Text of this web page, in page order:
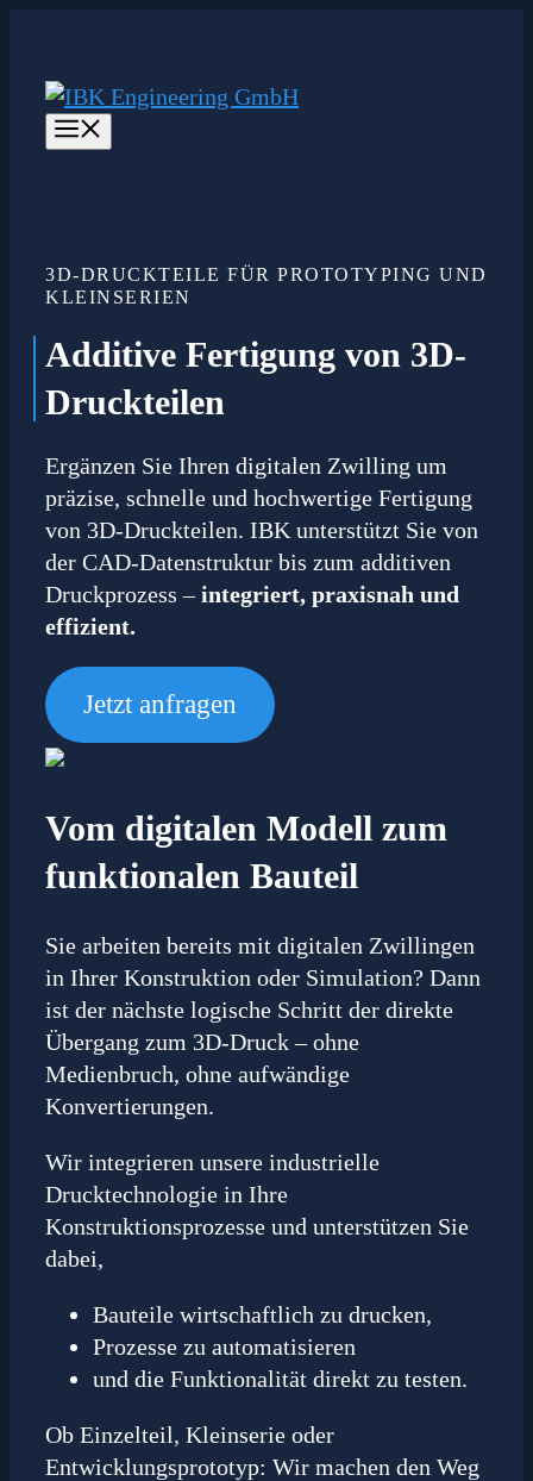
springen
Additive Fertigung von 3D-
Druckteilen
3D-DRUCKTEILE FÜR PROTOTYPING UND
KLEINSERIEN
Ergänzen Sie Ihren digitalen Zwilling um
präzise, schnelle und hochwertige Fertigung
von 3D-Druckteilen. IBK unterstützt Sie von
der CAD-Datenstruktur bis zum additiven
Druckprozess –integriert, praxisnah und
effizient.
Jetzt anfragen
Vom digitalen Modell zum
funktionalen Bauteil
Sie arbeiten bereits mit digitalen Zwillingen
in Ihrer Konstruktion oder Simulation? Dann
ist der nächste logische Schritt der direkte
Übergang zum 3D-Druck – ohne
Medienbruch, ohne aufwändige
Konvertierungen.
Wir integrieren unsere industrielle
Drucktechnologie in Ihre
Konstruktionsprozesse und unterstützen Sie
dabei,
Bauteile wirtschaftlich zu drucken,
Prozesse zu automatisieren
und die Funktionalität direkt zu testen.
Ob Einzelteil, Kleinserie oder
Entwicklungsprototyp: Wir machen den Weg